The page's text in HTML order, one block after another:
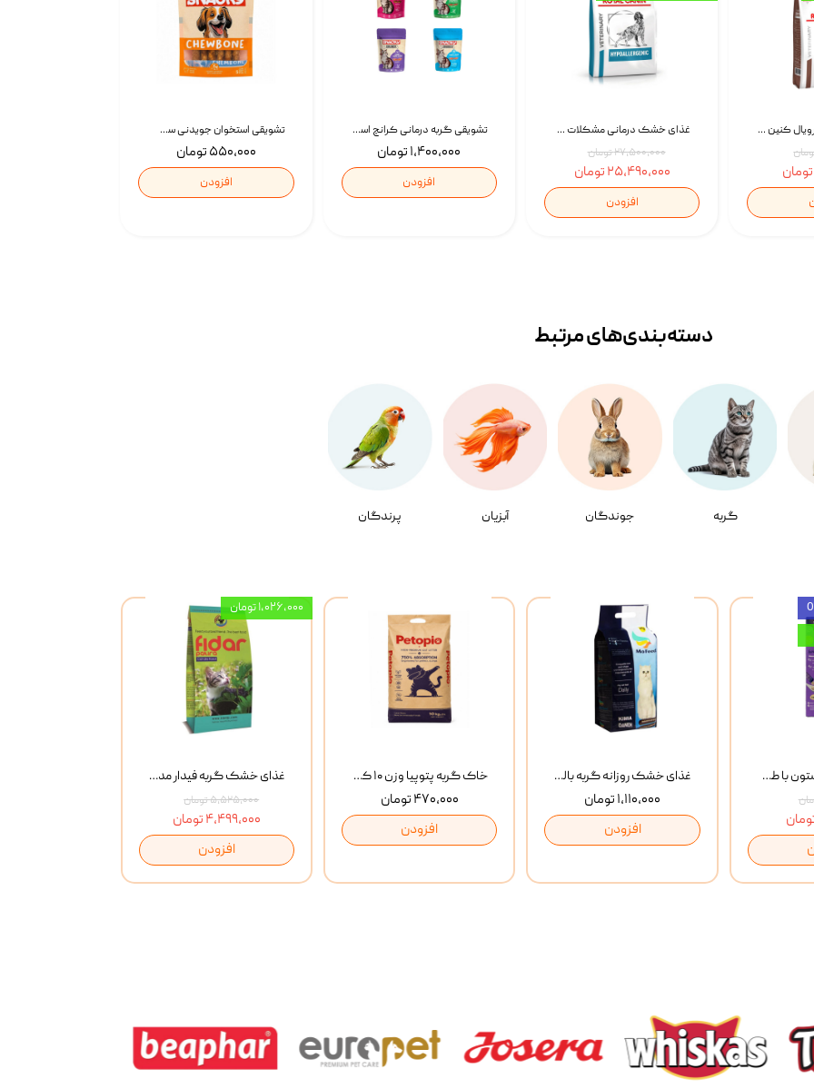
تشویقی استخوان جویدنی سگ اسنکی کرانچی با طعم مرغ Snacky Crunchy Munchy وزن 100 گرم
۵۵۰,۰۰۰ تومان
افزودن
تشویقی گربه درمانی کرانچ اسنکی با طعم میکس Snacky Crunch Cat Treats وزن 60 گرم بسته 4 عددی
۱,۴۰۰,۰۰۰ تومان
افزودن
غذای خشک درمانی مشکلات گوارشی سگ رویال کنین Royal Canin Hypoallergenic وزن 7 کیلوگرم | پت استوک
۲۷,۵۰۰,۰۰۰ تومان
۲۵,۴۹۰,۰۰۰ تومان
افزودن
غذای خشک گربه رویال کنین Gastrointestinal Fibre Response وزن 2 کیلوگرم | پت استوک
گربه جوندگان آبزیان پرندگان
دسته‌بندی‌‌های مرتبط
غذای خشک گربه فیدار مدل Adult وزن 10 کیلوگرم
۵,۵۲۵,۰۰۰ تومان
۴,۴۹۹,۰۰۰ تومان
افزودن
۱,۰۲۶,۰۰۰ تومان
خاک گربه پتوپیا وزن ۱۰ کیلوگرم
۴۷۰,۰۰۰ تومان
افزودن
غذای خشک روزانه گربه بالغ مفید MoFeed Adult Daily Cat Food وزن 2 کیلوگرم
۱,۱۱۰,۰۰۰ تومان
افزودن
بستنی گربه وینستون با طعم مرغ و ماهی Winstone Chicken & Fish بسته 8 عددی